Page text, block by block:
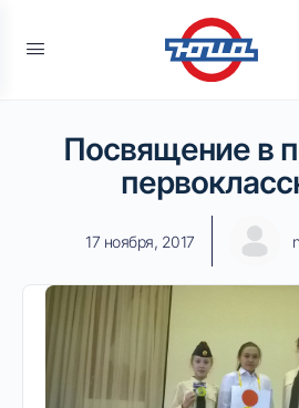
Посвящение в
17 ноября, 2017